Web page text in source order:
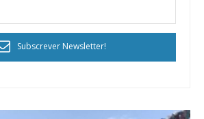
Subscrever Newsletter!